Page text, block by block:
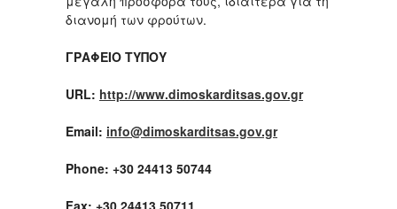
διανομή των φρούτων.
ΓΡΑΦΕΙΟ ΤΥΠΟΥ
URL: http://www.dimoskarditsas.gov.gr
Email: info@dimoskarditsas.gov.gr
Phone: +30 24413 50744